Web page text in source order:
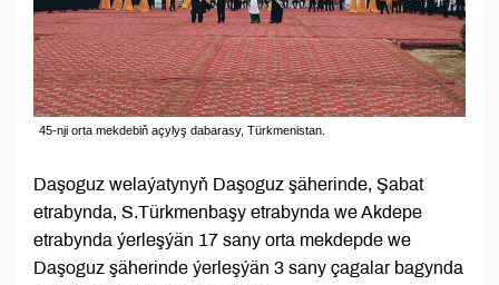
45-nji orta mekdebiň açylyş dabarasy, Türkmenistan.
Daşoguz welaýatynyň Daşoguz şäherinde, Şabat
etrabynda, S.Türkmenbaşy etrabynda we Akdepe
etrabynda ýerleşýän 17 sany orta mekdepde we
Daşoguz şäherinde ýerleşýän 3 sany çagalar bagynda